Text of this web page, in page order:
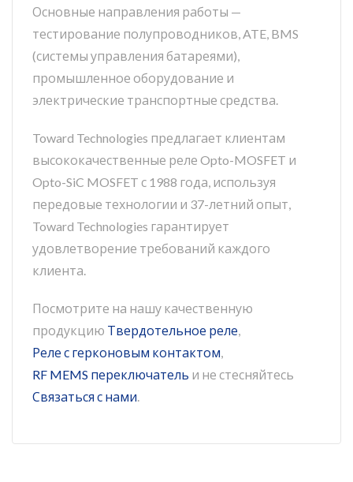
Основные направления работы —
тестирование полупроводников, ATE, BMS
(системы управления батареями),
промышленное оборудование и
электрические транспортные средства.
Toward Technologies предлагает клиентам
высококачественные реле Opto-MOSFET и
Opto-SiC MOSFET с 1988 года, используя
передовые технологии и 37-летний опыт,
Toward Technologies гарантирует
удовлетворение требований каждого
клиента.
Посмотрите на нашу качественную
продукцию Твердотельное реле,
Реле с герконовым контактом,
RF MEMS переключатель и не стесняйтесь
Связаться с нами.